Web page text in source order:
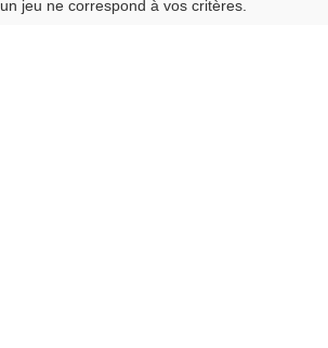
jeu ne correspond à vos critères.